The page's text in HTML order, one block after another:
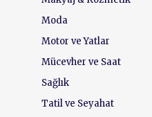
Moda
Motor ve Yatlar
Mücevher ve Saat
Sağlık
Tatil ve Seyahat